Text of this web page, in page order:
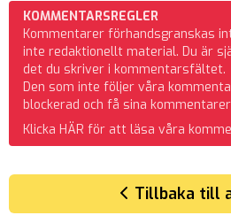
KOMMENTARSREGLER
Kommentarer förhandsgranskas
inte redaktionellt material. Du är
det du skriver i kommentarsfältet.
Den som inte följer våra
blockerad och få sina
Klicka HÄR för att läsa våra
Tillbaka till